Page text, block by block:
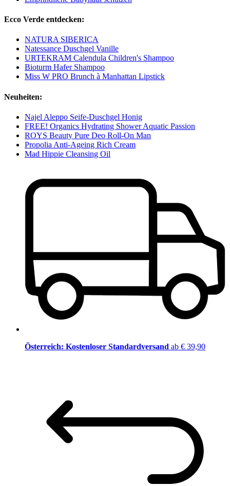
Ecco Verde entdecken:
NATURA SIBERICA
Natessance Duschgel Vanille
URTEKRAM Calendula Children's Shampoo
Bioturm Hafer Shampoo
Miss W PRO Brunch à Manhattan Lipstick
Neuheiten:
Najel Aleppo Seife-Duschgel Honig
FREE! Organics Hydrating Shower Aquatic Passion
ROYS Beauty Pure Deo Roll-On Man
Propolia Anti-Ageing Rich Cream
Mad Hippie Cleansing Oil
Österreich: Kostenloser Standardversand ab € 39,90